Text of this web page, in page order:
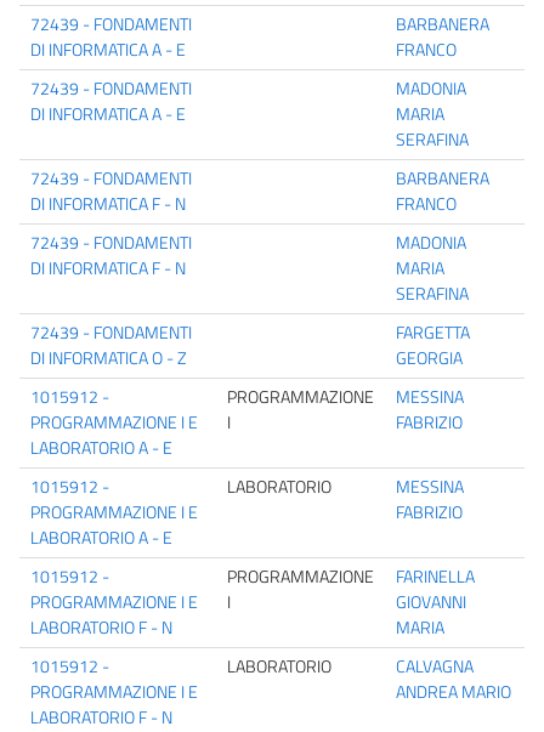
72439 - FONDAMENTI
DI INFORMATICA A - E
BARBANERA
FRANCO
72439 - FONDAMENTI
DI INFORMATICA A - E
MADONIA
MARIA
SERAFINA
72439 - FONDAMENTI
DI INFORMATICA F - N
BARBANERA
FRANCO
72439 - FONDAMENTI
DI INFORMATICA F - N
MADONIA
MARIA
SERAFINA
72439 - FONDAMENTI
DI INFORMATICA O - Z
FARGETTA
GEORGIA
1015912 -
PROGRAMMAZIONE I E
LABORATORIO A - E
PROGRAMMAZIONE
I
MESSINA
FABRIZIO
1015912 -
PROGRAMMAZIONE I E
LABORATORIO A - E
LABORATORIO
MESSINA
FABRIZIO
1015912 -
PROGRAMMAZIONE I E
LABORATORIO F - N
PROGRAMMAZIONE
I
FARINELLA
GIOVANNI
MARIA
1015912 -
PROGRAMMAZIONE I E
LABORATORIO F - N
LABORATORIO
CALVAGNA
ANDREA MARIO